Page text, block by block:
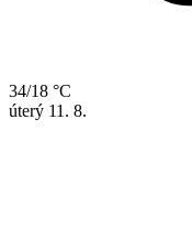
34/18 °C
úterý 11. 8.